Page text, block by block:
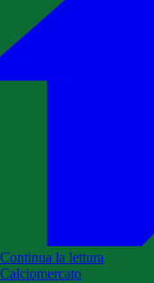
Continua la lettura
Calciomercato